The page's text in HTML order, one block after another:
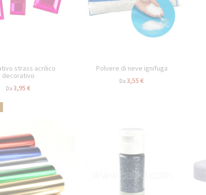
strass acrilico
decorativo
Da 3,95 €
Polvere di neve ignifuga
Da3,55 €